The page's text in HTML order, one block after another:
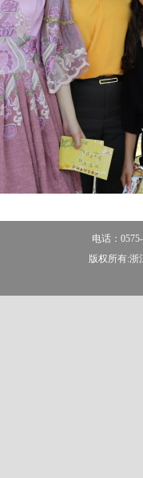
电话：
版权所有:浙